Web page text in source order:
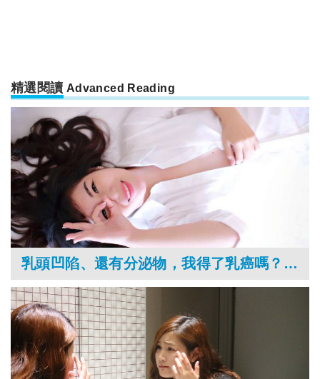
精選閱讀 Advanced Reading
乳頭凹陷、還有分泌物，我得了乳癌嗎？未來哺乳會有影響嗎？是否該做乳頭整形術？